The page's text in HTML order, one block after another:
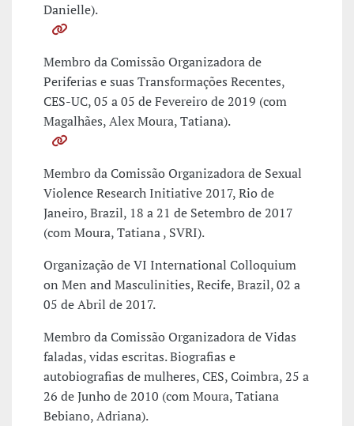
Danielle).
Membro da Comissão Organizadora de
Periferias e suas Transformações Recentes,
CES-UC, 05 a 05 de Fevereiro de 2019 (com
Magalhães, Alex Moura, Tatiana).
Membro da Comissão Organizadora de Sexual
Violence Research Initiative 2017, Rio de
Janeiro, Brazil, 18 a 21 de Setembro de 2017
(com Moura, Tatiana , SVRI).
Organização de VI International Colloquium
on Men and Masculinities, Recife, Brazil, 02 a
05 de Abril de 2017.
Membro da Comissão Organizadora de Vidas
faladas, vidas escritas. Biografias e
autobiografias de mulheres, CES, Coimbra, 25 a
26 de Junho de 2010 (com Moura, Tatiana
Bebiano, Adriana).